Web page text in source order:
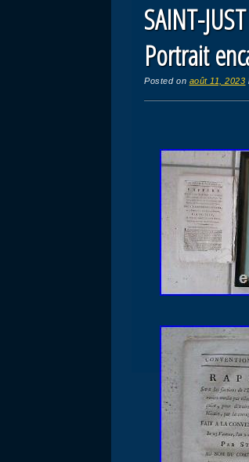
SAINT-
Portrait
Posted on août 11, 2023